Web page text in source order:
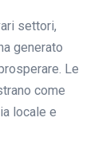
settori,
generato
Le
come
locale e